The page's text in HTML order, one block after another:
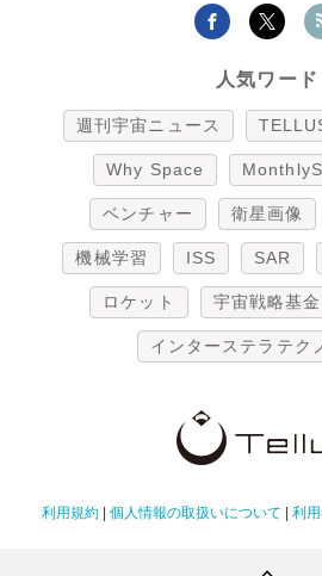
人気ワード
週刊宇宙ニュース
Why Space
ベンチャー 衛星画像
機械学習 ISS SAR
ロケット 宇宙戦略基金
インターステラテク
利用規約 個人情報の取扱いについて 利